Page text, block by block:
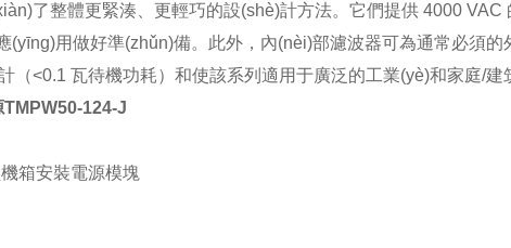
了整體更緊湊、更輕巧的設(shè)計方法。它們提供 4000 VAC
(yīng)用做好準(zhǔn)備。此外，內(nèi)部濾波器可為通常必
（<0.1 瓦待機功耗）和使該系列適用于廣泛的工業(yè)和家庭/建
124-J
箱安裝電源模塊